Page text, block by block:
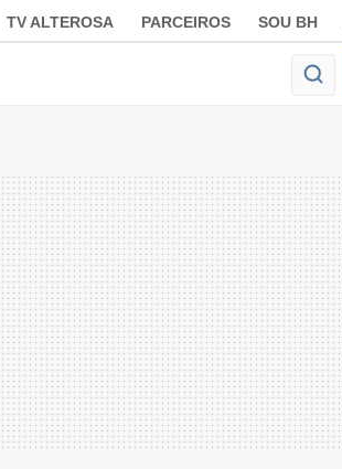
TV ALTEROSA PARCEIROS SOU BH